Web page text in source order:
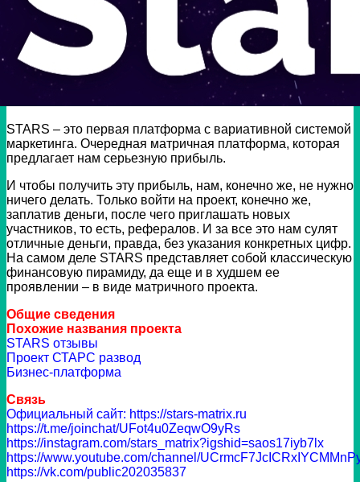
STARS – это первая платформа с вариативной системой
маркетинга. Очередная матричная платформа, которая
предлагает нам серьезную прибыль.
И чтобы получить эту прибыль, нам, конечно же, не нужно
ничего делать. Только войти на проект, конечно же,
заплатив деньги, после чего приглашать новых
участников, то есть, рефералов. И за все это нам сулят
отличные деньги, правда, без указания конкретных цифр.
На самом деле STARS представляет собой классическую
финансовую пирамиду, да еще и в худшем ее
проявлении – в виде матричного проекта.
Общие сведения
Похожие названия проекта
STARS отзывы
Проект СТАРС развод
Бизнес-платформа
Связь
Официальный сайт: https://stars-matrix.ru
https://t.me/joinchat/UFot4u0ZeqwO9yRs
https://instagram.com/stars_matrix?igshid=saos17iyb7lx
https://www.youtube.com/channel/
https://vk.com/public202035837